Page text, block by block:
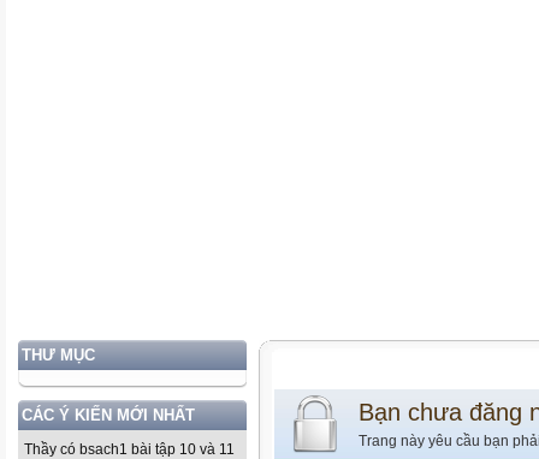
THƯ MỤC
CÁC Ý KIẾN MỚI NHẤT
Thầy có bsach1 bài tập 10 và 11
Bạn chưa đăng
Trang này yêu cầu bạn